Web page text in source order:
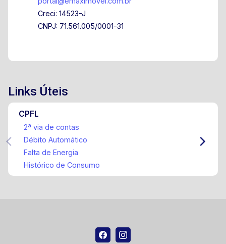
Creci: 14523-J
CNPJ: 71.561.005/0001-31
Links Úteis
CPFL
2ª via de contas
Débito Automático
Falta de Energia
Histórico de Consumo